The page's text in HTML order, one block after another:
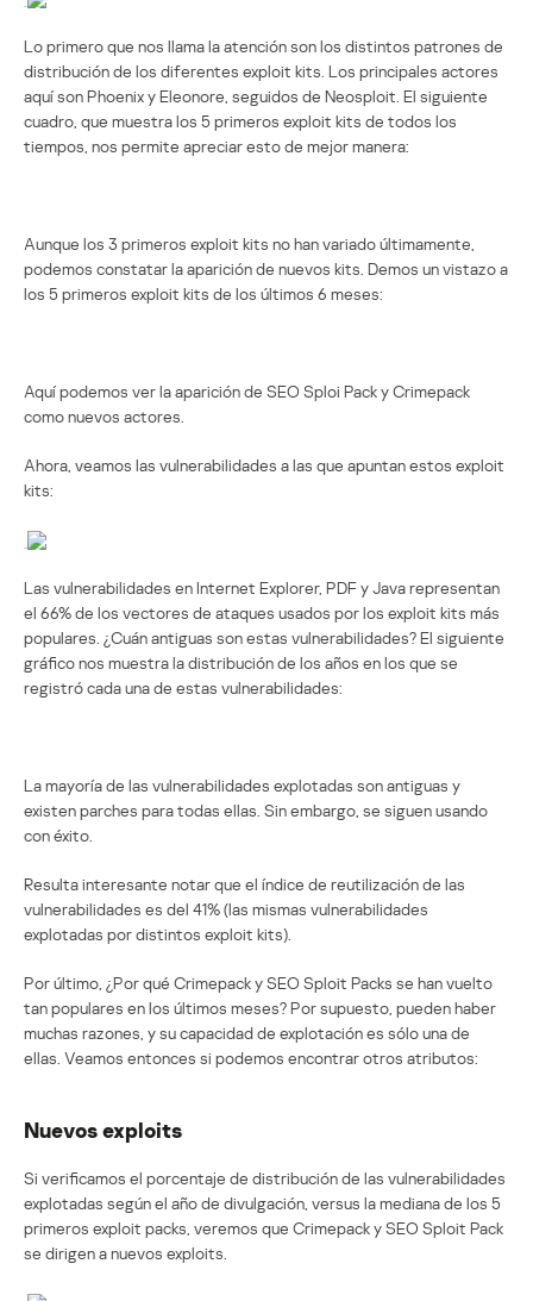
Lo primero que nos llama la atención son los distintos patrones de
distribución de los diferentes exploit kits. Los principales actores
aquí son Phoenix y Eleonore, seguidos de Neosploit. El siguiente
cuadro, que muestra los 5 primeros exploit kits de todos los
tiempos, nos permite apreciar esto de mejor manera:
Aunque los 3 primeros exploit kits no han variado últimamente,
podemos constatar la aparición de nuevos kits. Demos un vistazo a
los 5 primeros exploit kits de los últimos 6 meses:
Aquí podemos ver la aparición de SEO Sploi Pack y Crimepack
como nuevos actores.
Ahora, veamos las vulnerabilidades a las que apuntan estos exploit
kits:
Las vulnerabilidades en Internet Explorer, PDF y Java representan
el 66% de los vectores de ataques usados por los exploit kits más
populares. ¿Cuán antiguas son estas vulnerabilidades? El siguiente
gráfico nos muestra la distribución de los años en los que se
registró cada una de estas vulnerabilidades:
La mayoría de las vulnerabilidades explotadas son antiguas y
existen parches para todas ellas. Sin embargo, se siguen usando
con éxito.
Resulta interesante notar que el índice de reutilización de las
vulnerabilidades es del 41% (las mismas vulnerabilidades
explotadas por distintos exploit kits).
Por último, ¿Por qué Crimepack y SEO Sploit Packs se han vuelto
tan populares en los últimos meses? Por supuesto, pueden haber
muchas razones, y su capacidad de explotación es sólo una de
ellas. Veamos entonces si podemos encontrar otros atributos:
Nuevos exploits
Si verificamos el porcentaje de distribución de las vulnerabilidades
explotadas según el año de divulgación, versus la mediana de los 5
primeros exploit packs, veremos que Crimepack y SEO Sploit Pack
se dirigen a nuevos exploits.